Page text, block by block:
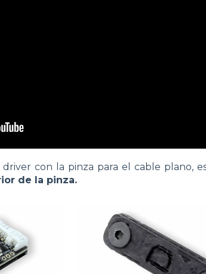
driver con la pinza para el cable plano,
de la pinza.